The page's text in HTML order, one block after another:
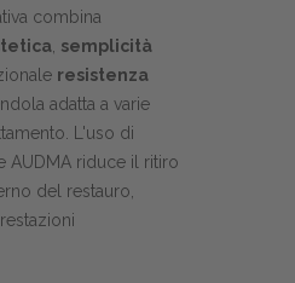
combina
, semplicità
resistenza
adatta a varie
L'uso di
AUDMA riduce il ritiro
del restauro,